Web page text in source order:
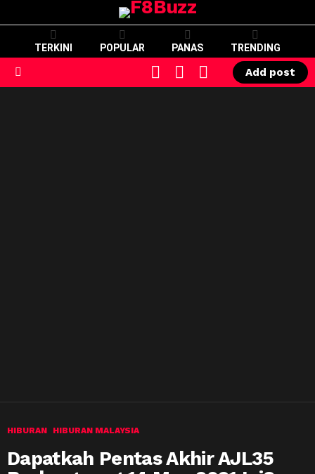
TERKINI POPULAR PANAS TRENDING
SWITCH
SKIN
CART LOGIN
Add post
HIBURAN HIBURAN MALAYSIA
Dapatkah Pentas Akhir AJL35